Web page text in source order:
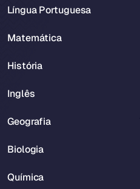
Língua Portuguesa
Matemática
História
Inglês
Geografia
Biologia
Química